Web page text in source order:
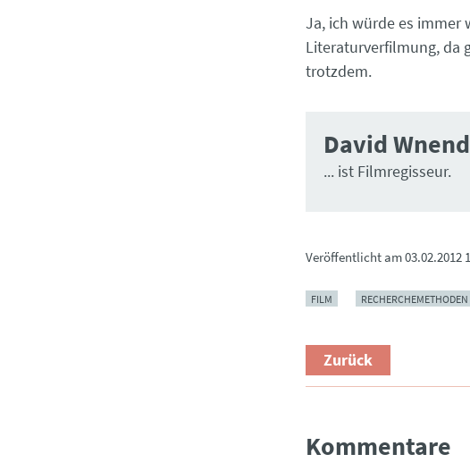
Ja, ich würde es immer
Literaturverfilmung, da
trotzdem.
David
... ist Filmregisseur.
Veröffentlicht am03.02.2012
FILM RECHERCHEMETHODEN
Zurück
Kommentare